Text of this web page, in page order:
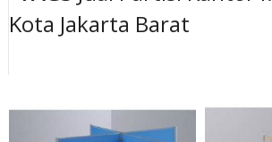
Kota Jakarta Barat